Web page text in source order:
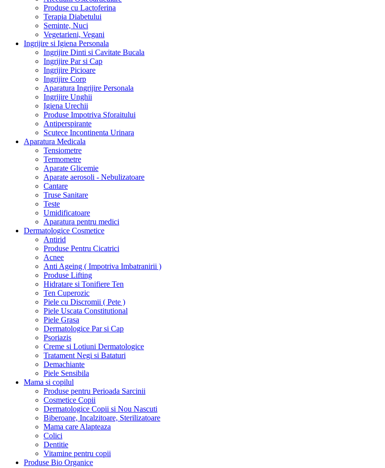
Produse cu Lactoferina
Terapia Diabetului
Seminte, Nuci
Vegetarieni, Vegani
Ingrijire si Igiena Personala
Ingrijire Dinti si Cavitate Bucala
Ingrijire Par si Cap
Ingrijire Picioare
Ingrijire Corp
Aparatura Ingrijire Personala
Ingrijire Unghii
Igiena Urechii
Produse Impotriva Sforaitului
Antiperspirante
Scutece Incontinenta Urinara
Aparatura Medicala
Tensiometre
Termometre
Aparate Glicemie
Aparate aerosoli - Nebulizatoare
Cantare
Truse Sanitare
Teste
Umidificatoare
Aparatura pentru medici
Dermatologice Cosmetice
Antirid
Produse Pentru Cicatrici
Acnee
Anti Ageing ( Impotriva Imbatranirii )
Produse Lifting
Hidratare si Tonifiere Ten
Ten Cuperozic
Piele cu Discromii ( Pete )
Piele Uscata Constitutional
Piele Grasa
Dermatologice Par si Cap
Psoriazis
Creme si Lotiuni Dermatologice
Tratament Negi si Bataturi
Demachiante
Piele Sensibila
Mama si copilul
Produse pentru Perioada Sarcinii
Cosmetice Copii
Dermatologice Copii si Nou Nascuti
Biberoane, Incalzitoare, Sterilizatoare
Mama care Alapteaza
Colici
Dentitie
Vitamine pentru copii
Produse Bio Organice